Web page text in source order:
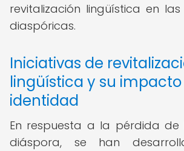
revitalización lingüística en
diaspóricas.
Iniciativas de
lingüística y su
identidad
En respuesta a la pérdida de
diáspora, se han